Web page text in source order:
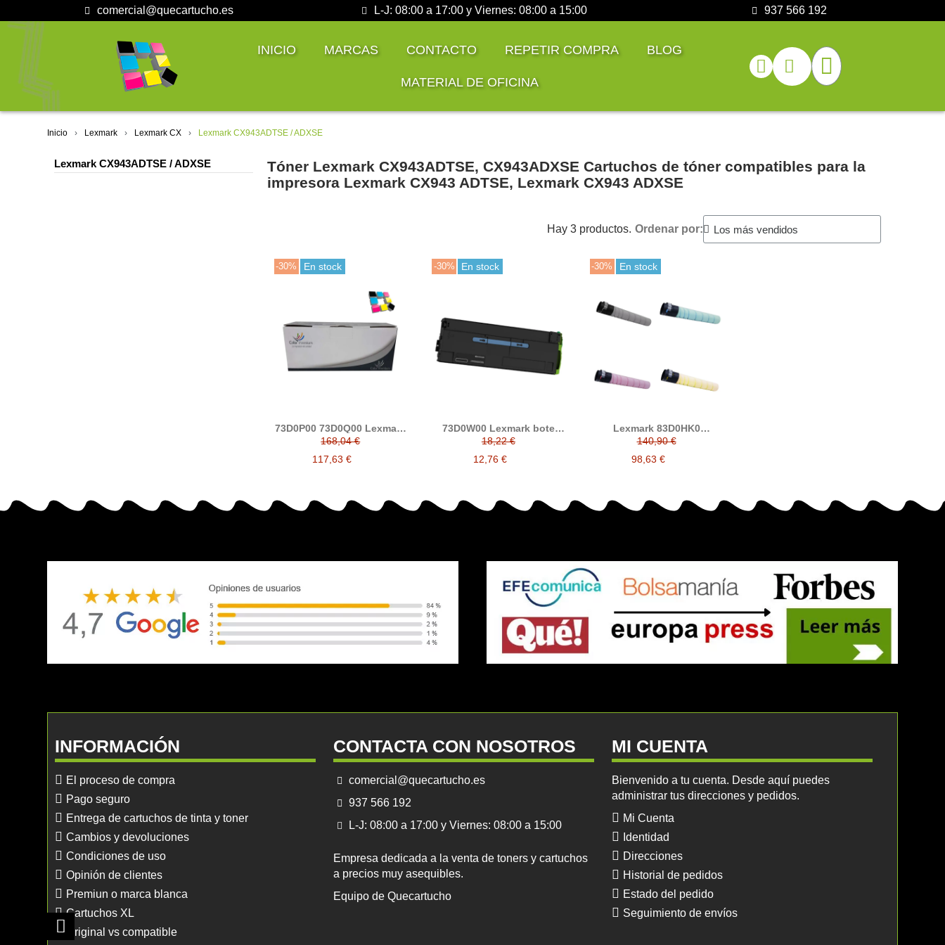
comercial@quecartucho.es L-J: 08:00 a 17:00 y Viernes: 08:00 a 15:00 937 566 192
INICIO MARCAS CONTACTO REPETIR COMPRA BLOG
MATERIAL DE OFICINA
Inicio Lexmark Lexmark CX Lexmark CX943ADTSE / ADXSE
Lexmark CX943ADTSE / ADXSE
Tóner Lexmark CX943ADTSE, CX943ADXSE Cartuchos de tóner compatibles para la
impresora Lexmark CX943 ADTSE, Lexmark CX943 ADXSE
Hay 3 productos. Ordenar por:
-30% En stock
73D0P00 73D0Q00 Lexmark
tambor compatible
(Lexmark CX942, CX943,
CX944, XC9445, XC9455,
XC9465)
168,04 €
117,63 €
-30% En stock
73D0W00 Lexmark bote
residual compatible
(Lexmark CX942, CX943,
CX944, XC9445, XC9455,
XC9465)
18,22 €
12,76 €
-30% En stock
Lexmark 83D0HK0
83D0HC0 83D0HM0
83D0HY0 tóner compatible
(Lexmark CX942, CX943,
CX944)
140,90 €
98,63 €
INFORMACIÓN
El proceso de compra
Pago seguro
Entrega de cartuchos de tinta y toner
Cambios y devoluciones
Condiciones de uso
Opinión de clientes
Premiun o marca blanca
Cartuchos XL
Original vs compatible
CONTACTA CON NOSOTROS
comercial@quecartucho.es
937 566 192
L-J: 08:00 a 17:00 y Viernes: 08:00 a 15:00
Empresa dedicada a la venta de toners y cartuchos
a precios muy asequibles.
Equipo de Quecartucho
MI CUENTA
Bienvenido a tu cuenta. Desde aquí puedes
administrar tus direcciones y pedidos.
Mi Cuenta
Identidad
Direcciones
Historial de pedidos
Estado del pedido
Seguimiento de envíos